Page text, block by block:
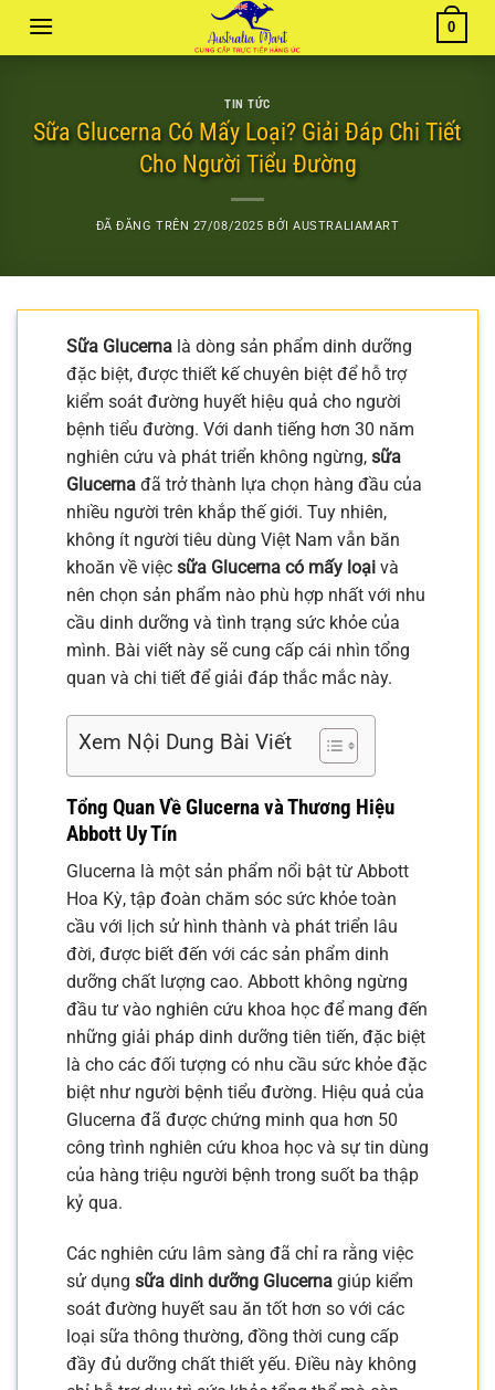
0
TIN TỨC
Sữa Glucerna Có Mấy Loại? Giải Đáp Chi Tiết
Cho Người Tiểu Đường
ĐÃ ĐĂNG TRÊN 27/08/2025 BỞIAUSTRALIAMART
Sữa Glucerna là dòng sản phẩm dinh dưỡng
đặc biệt, được thiết kế chuyên biệt để hỗ trợ
kiểm soát đường huyết hiệu quả cho người
bệnh tiểu đường. Với danh tiếng hơn 30 năm
nghiên cứu và phát triển không ngừng, sữa
Glucerna đã trở thành lựa chọn hàng đầu của
nhiều người trên khắp thế giới. Tuy nhiên,
không ít người tiêu dùng Việt Nam vẫn băn
khoăn về việc sữa Glucerna có mấy loại và
nên chọn sản phẩm nào phù hợp nhất với nhu
cầu dinh dưỡng và tình trạng sức khỏe của
mình. Bài viết này sẽ cung cấp cái nhìn tổng
quan và chi tiết để giải đáp thắc mắc này.
Xem Nội Dung Bài Viết
Tổng Quan Về Glucerna và Thương Hiệu
Abbott Uy Tín
Glucerna là một sản phẩm nổi bật từ Abbott
Hoa Kỳ, tập đoàn chăm sóc sức khỏe toàn
cầu với lịch sử hình thành và phát triển lâu
đời, được biết đến với các sản phẩm dinh
dưỡng chất lượng cao. Abbott không ngừng
đầu tư vào nghiên cứu khoa học để mang đến
những giải pháp dinh dưỡng tiên tiến, đặc biệt
là cho các đối tượng có nhu cầu sức khỏe đặc
biệt như người bệnh tiểu đường. Hiệu quả của
Glucerna đã được chứng minh qua hơn 50
công trình nghiên cứu khoa học và sự tin dùng
của hàng triệu người bệnh trong suốt ba thập
kỷ qua.
Các nghiên cứu lâm sàng đã chỉ ra rằng việc
sử dụng sữa dinh dưỡng Glucerna giúp kiểm
soát đường huyết sau ăn tốt hơn so với các
loại sữa thông thường, đồng thời cung cấp
đầy đủ dưỡng chất thiết yếu. Điều này không